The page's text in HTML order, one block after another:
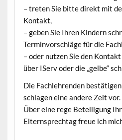
– treten Sie bitte direkt mit
Kontakt,
– geben Sie Ihren Kindern
Terminvorschläge für die
– oder nutzen Sie den
über IServ oder die „gelbe“
Die Fachlehrenden
schlagen eine andere Zeit vor.
Über eine rege Beteiligung
Elternsprechtag freue ich